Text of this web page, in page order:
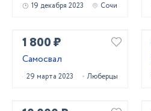
19 декабря 2023 Сочи
1 800 ₽
Самосвал
29 марта 2023 Люберцы